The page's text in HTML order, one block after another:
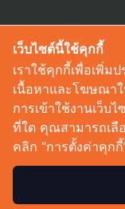
เว็บไซต์นี้ใช้คุกกี้
เราใช้คุกกี้เพื่อเพิ่ม
เนื้อหาและโฆษณาใ
การเข้าใช้งานเว็บ
ที่ใด คุณสามารถเลื
คลิก “การตั้งค่าคุก